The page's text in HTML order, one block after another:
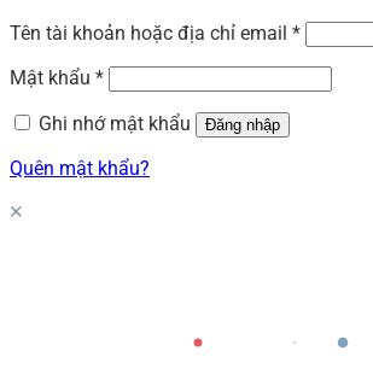
Tên tài khoản hoặc địa chỉ email *
Mật khẩu *
Ghi nhớ mật khẩu
Đăng nhập
Quên mật khẩu?